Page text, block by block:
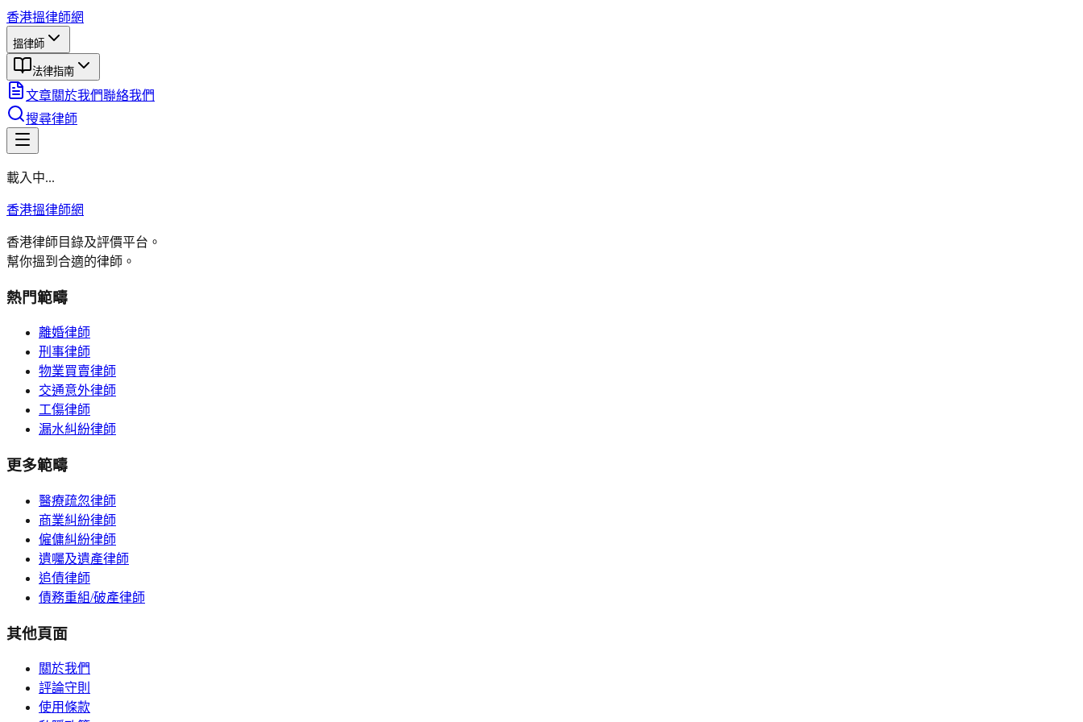
香港搵律師網
搵律師
法律指南
文章關於我們聯絡我們
搜尋律師
載入中...
香港搵律師網
香港律師目錄及評價平台。
幫你搵到合適的律師。
熱門範疇
離婚律師
刑事律師
物業買賣律師
交通意外律師
工傷律師
漏水糾紛律師
更多範疇
醫療疏忽律師
商業糾紛律師
僱傭糾紛律師
遺囑及遺產律師
追債律師
債務重組/破產律師
其他頁面
關於我們
評論守則
使用條款